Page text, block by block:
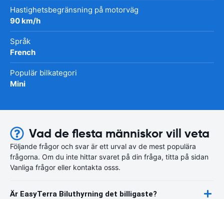
Hastighetsbegränsning på motorväg
90 km/h
Språk
French
Populär bilkategori
Mini
Vad de flesta människor vill veta
Följande frågor och svar är ett urval av de mest populära
frågorna. Om du inte hittar svaret på din fråga, titta på sidan
Vanliga frågor eller kontakta osss.
Är EasyTerra Biluthyrning det billigaste?